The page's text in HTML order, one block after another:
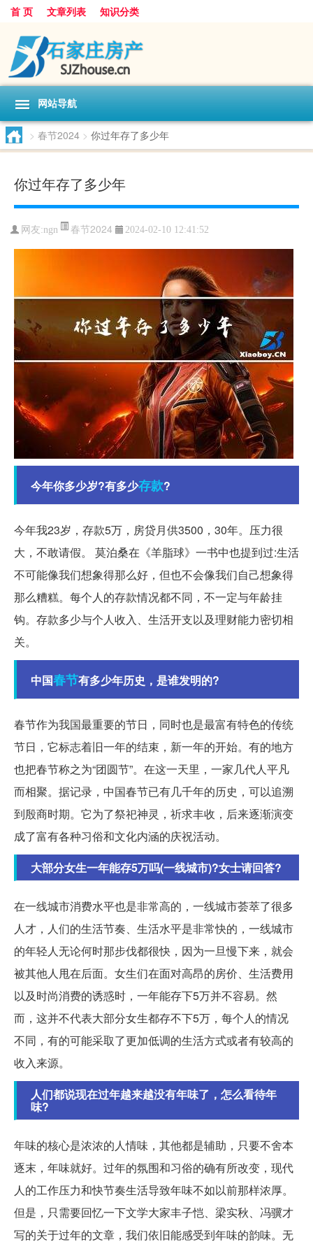
首 页 文章列表 知识分类
网站导航
> 春节2024 > 你过年存了多少年
你过年存了多少年
网友:ngn 春节2024 2024-02-10 12:41:52
今年你多少岁?有多少存款?
今年我23岁，存款5万，房贷月供3500，30年。压力很
大，不敢请假。 莫泊桑在《羊脂球》一书中也提到过:生活
不可能像我们想象得那么好，但也不会像我们自己想象得
那么糟糕。每个人的存款情况都不同，不一定与年龄挂
钩。存款多少与个人收入、生活开支以及理财能力密切相
关。
中国春节有多少年历史，是谁发明的?
春节作为我国最重要的节日，同时也是最富有特色的传统
节日，它标志着旧一年的结束，新一年的开始。有的地方
也把春节称之为“团圆节”。在这一天里，一家几代人平凡
而相聚。据记录，中国春节已有几千年的历史，可以追溯
到殷商时期。它为了祭祀神灵，祈求丰收，后来逐渐演变
成了富有各种习俗和文化内涵的庆祝活动。
大部分女生一年能存5万吗(一线城市)?女士请回答?
在一线城市消费水平也是非常高的，一线城市荟萃了很多
人才，人们的生活节奏、生活水平是非常快的，一线城市
的年轻人无论何时那步伐都很快，因为一旦慢下来，就会
被其他人甩在后面。女生们在面对高昂的房价、生活费用
以及时尚消费的诱惑时，一年能存下5万并不容易。然
而，这并不代表大部分女生都存不下5万，每个人的情况
不同，有的可能采取了更加低调的生活方式或者有较高的
收入来源。
人们都说现在过年越来越没有年味了，怎么看待年
味?
年味的核心是浓浓的人情味，其他都是辅助，只要不舍本
逐末，年味就好。过年的氛围和习俗的确有所改变，现代
人的工作压力和快节奏生活导致年味不如以前那样浓厚。
但是，只需要回忆一下文学大家丰子恺、梁实秋、冯骥才
写的关于过年的文章，我们依旧能感受到年味的韵味。无